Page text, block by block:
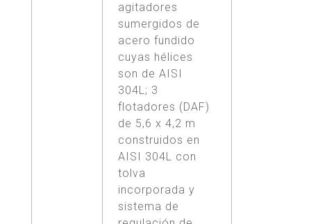
agitadores
sumergidos de
acero fundido
cuyas hélices
son de AISI
304L; 3
flotadores (DAF)
de 5,6 x 4,2 m
construidos en
AISI 304L con
tolva
incorporada y
sistema de